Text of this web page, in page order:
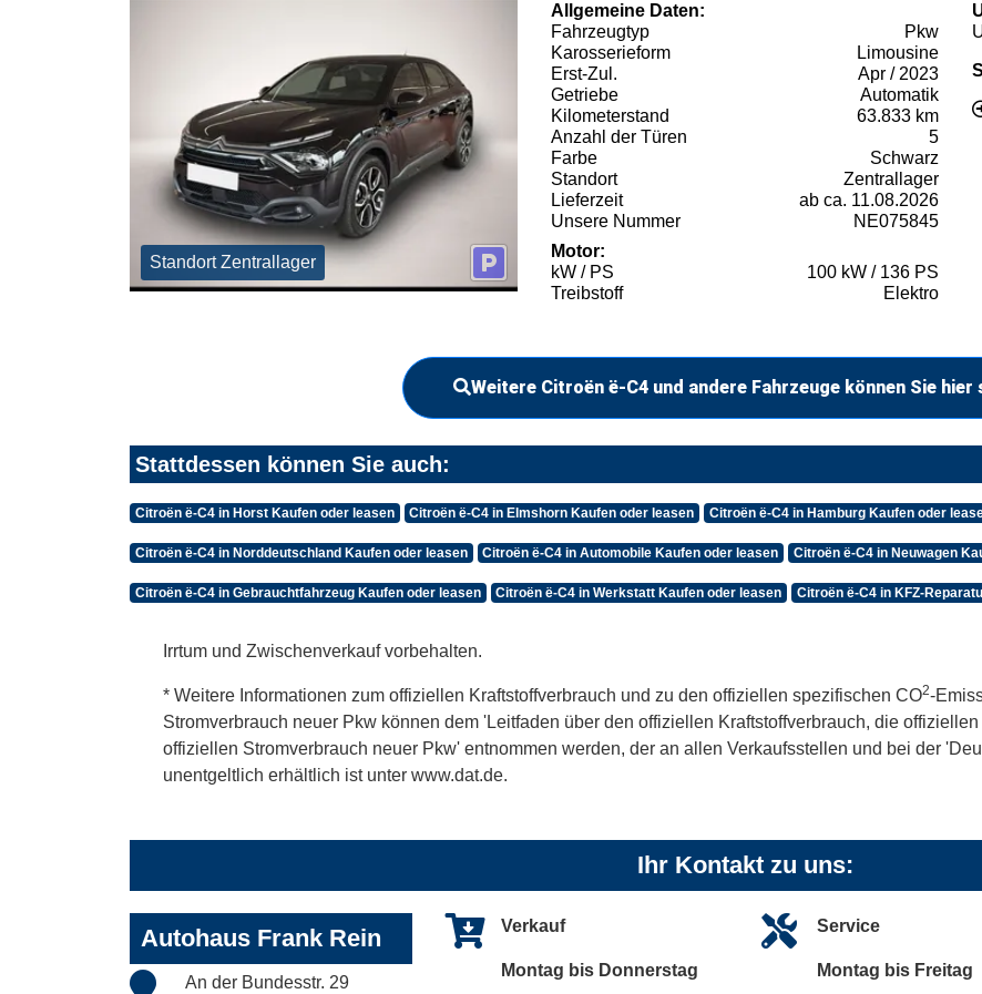
Standort Zentrallager
Allgemeine Daten:
Fahrzeugtyp
Pkw
Karosserieform
Limousine
Erst-Zul.
Apr / 2023
Getriebe
Automatik
Kilometerstand
63.833 km
Anzahl der Türen
5
Farbe
Schwarz
Standort
Zentrallager
Lieferzeit
ab ca. 11.08.2026
Unsere Nummer
NE075845
Motor:
kW / PS
100 kW / 136 PS
Treibstoff
Elektro
Weitere Citroën ë-C4 und andere Fahrzeuge können Sie hier
Stattdessen können Sie auch:
Citroën ë-C4 in Horst Kaufen oder leasen Citroën ë-C4 in Elmshorn Kaufen oder leasen Citroën ë-C4 in Hamburg Kaufen oder
Citroën ë-C4 in Norddeutschland Kaufen oder leasen Citroën ë-C4 in Automobile Kaufen oder leasen Citroën ë-C4 in Neuwagen
Citroën ë-C4 in Gebrauchtfahrzeug Kaufen oder leasen Citroën ë-C4 in Werkstatt Kaufen oder leasen Citroën ë-C4 in KFZ-
Irrtum und Zwischenverkauf vorbehalten.
* Weitere Informationen zum offiziellen Kraftstoffverbrauch und zu den offiziellen spezifischen CO2-
Stromverbrauch neuer Pkw können dem 'Leitfaden über den offiziellen Kraftstoffverbrauch, die
offiziellen Stromverbrauch neuer Pkw' entnommen werden, der an allen Verkaufsstellen und bei der
unentgeltlich erhältlich ist unter www.dat.de.
Ihr Kontakt zu uns:
Autohaus Frank Rein
An der Bundesstr. 29
Verkauf
Montag bis Donnerstag
Service
Montag bis Freitag